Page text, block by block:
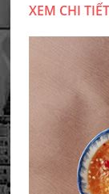
XEM CHI TIẾT